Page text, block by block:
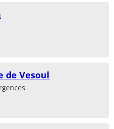
de Vesoul